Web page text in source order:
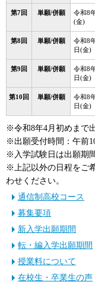
第7回 単願/併願
令和8
(金)
第8回 単願/併願
令和8
日(金)
第9回 単願/併願
令和8
日(金)
第10回 単願/併願
令和8
日(金)
※令和8年4月初めまで
※出願受付時間：午前
※入学試験日は出願期
※上記以外の日程をご
わせください。
通信制高校コース
募集要項
新入学出願期間
転・編入学出願期間
授業料について
在校生・卒業生の声